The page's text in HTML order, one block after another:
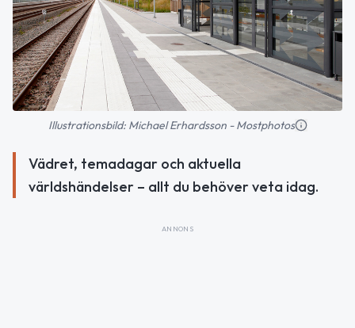
Illustrationsbild: Michael Erhardsson - Mostphotos
Vädret, temadagar och aktuella
världshändelser – allt du behöver veta idag.
ANNONS